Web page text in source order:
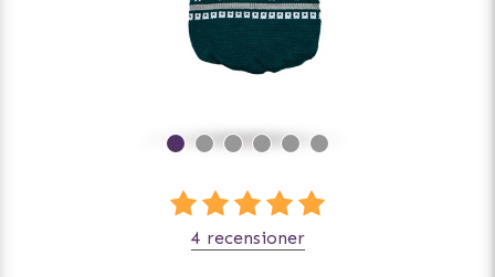
4 recensioner